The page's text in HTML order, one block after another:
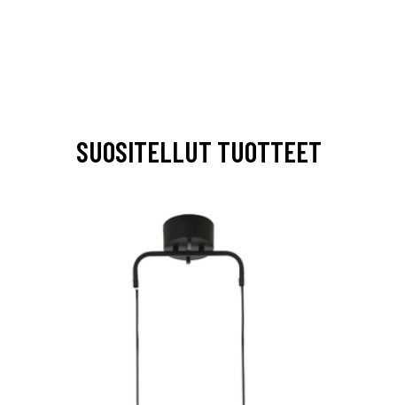
SUOSITELLUT TUOTTEET